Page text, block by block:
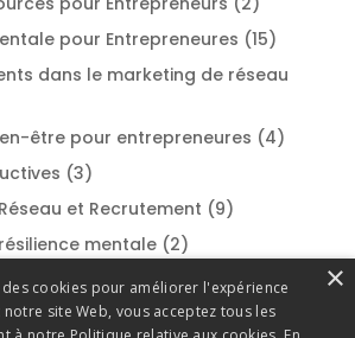
pour Entrepreneures (15)
dans le marketing de réseau
être pour entrepreneures (4)
(3)
et Recrutement (9)
mentale(2)
(2)
et Témoignages(1)
×
cookies pour améliorer l'expérience
site Web, vous acceptez tous les